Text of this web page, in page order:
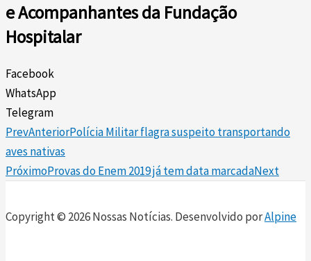
e Acompanhantes da Fundação
Hospitalar
Facebook
WhatsApp
Telegram
PrevAnteriorPolícia Militar flagra suspeito transportando
aves nativas
PróximoProvas do Enem 2019 já tem data marcadaNext
Copyright © 2026 Nossas Notícias. Desenvolvido porAlpine